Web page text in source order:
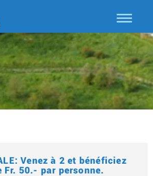
Venez à 2 et bénéficiez
Fr. 50.- par personne.